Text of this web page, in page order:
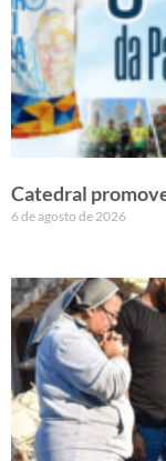
Catedral
6 de agosto de 2026